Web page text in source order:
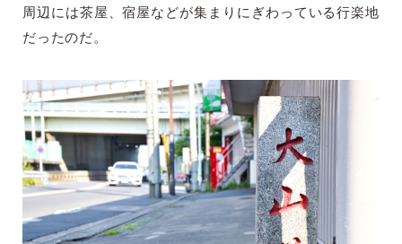
周辺には茶屋、宿屋などが集まりにぎわっている行楽地
だったのだ。